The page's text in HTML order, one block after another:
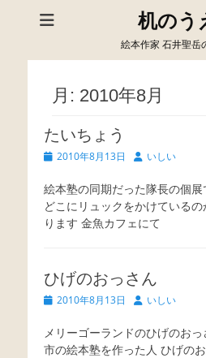
机のう
絵本作家 石井聖岳
月: 2010年8月
たいちょう
Posted2010年8月13日 Authorいしい
絵本塾の同期だった隊長の個展
どこにリュックをかけている
ります 金魚カフェにて
ひげのおっさん
Posted2010年8月13日 Authorいしい
メリーゴーランドのひげのお
市の絵本塾を作った人 ひげの